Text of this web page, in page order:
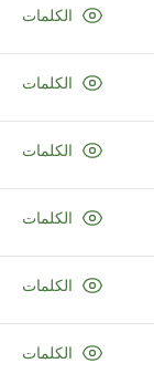
الكلمات
الكلمات
الكلمات
الكلمات
الكلمات
الكلمات